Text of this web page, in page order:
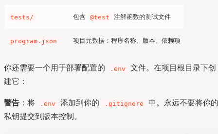
tests/ 包含 @test 注解函数的测试文件
program.json 项目元数据：程序名称、版本、依赖项
你还需要一个用于部署配置的 .env
文件。在项目根目录下创
建它：
警告 ：将 .env 添加到你的 .gitignore
中。永远不要将你的
私钥提交到版本控制。